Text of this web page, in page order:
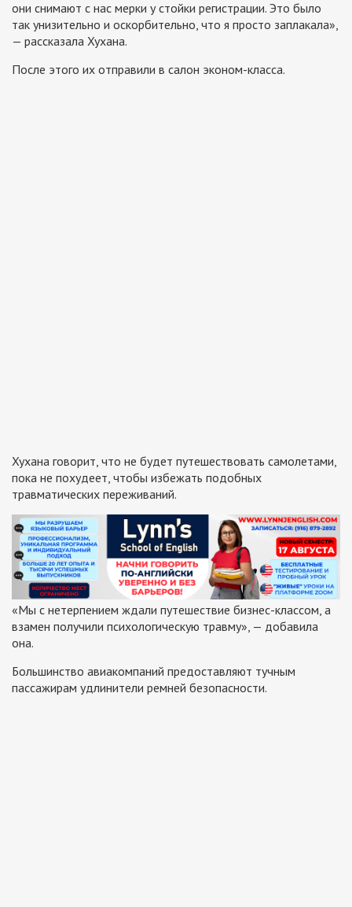
они снимают с нас мерки у стойки регистрации. Это было
так унизительно и оскорбительно, что я просто заплакала»,
— рассказала Хухана.
После этого их отправили в салон эконом-класса.
Хухана говорит, что не будет путешествовать самолетами,
пока не похудеет, чтобы избежать подобных
травматических переживаний.
«Мы с нетерпением ждали путешествие бизнес-классом, а
взамен получили психологическую травму», — добавила
она.
Большинство авиакомпаний предоставляют тучным
пассажирам удлинители ремней безопасности.